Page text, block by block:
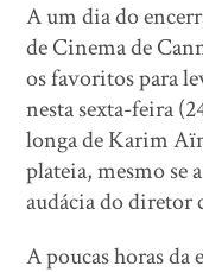
A um dia do
de Cinema de
os favoritos para
nesta sexta-feira
longa de Karim
plateia, mesmo se
audácia do diretor
A poucas horas da